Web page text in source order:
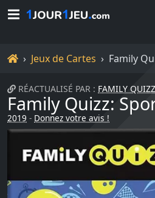
Accueil
Jeux de Cartes Family
RÉACTUALISÉ PAR : FAMILY
Family Quizz:
2019 - Donnez votre avis !